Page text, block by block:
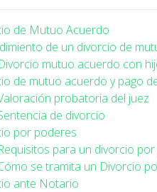
de Mutuo Acuerdo
de un divorcio de
mutuo acuerdo con
de mutuo acuerdo y pago
probatoria del juez
de divorcio
por poderes
para un divorcio
se tramita un Divorcio
ante Notario